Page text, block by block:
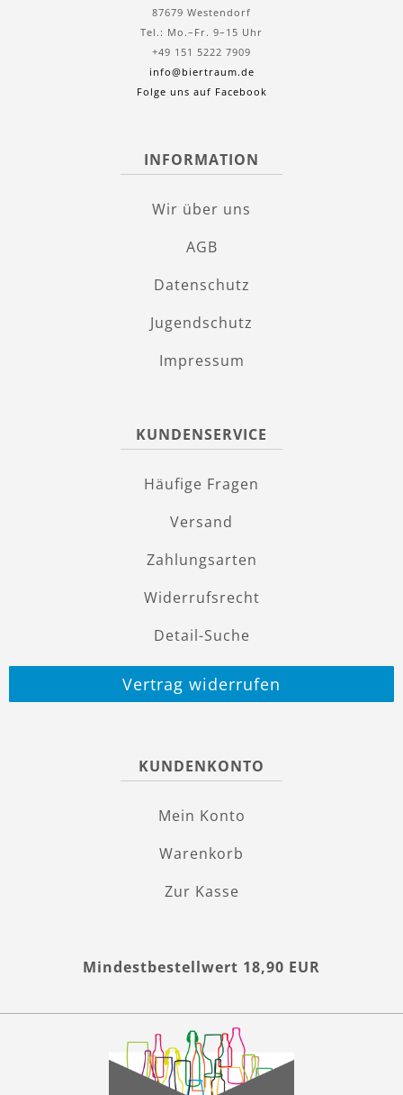
87679 Westendorf
Tel.: Mo.–Fr. 9–15 Uhr
+49 151 5222 7909
info@biertraum.de
Folge uns auf Facebook
INFORMATION
Wir über uns
AGB
Datenschutz
Jugendschutz
Impressum
KUNDENSERVICE
Häufige Fragen
Versand
Zahlungsarten
Widerrufsrecht
Detail-Suche
Vertrag widerrufen
KUNDENKONTO
Mein Konto
Warenkorb
Zur Kasse
Mindestbestellwert 18,90 EUR